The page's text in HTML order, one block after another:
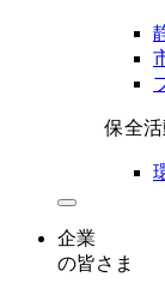
保全
企業
の皆さま